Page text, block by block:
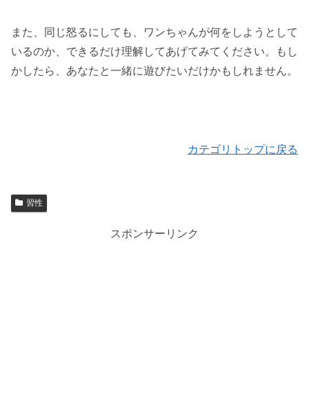
また、同じ怒るにしても、ワンちゃんが何をしようとして
いるのか、できるだけ理解してあげてみてください。もし
かしたら、あなたと一緒に遊びたいだけかもしれません。
カテゴリトップに戻る
習性
スポンサーリンク